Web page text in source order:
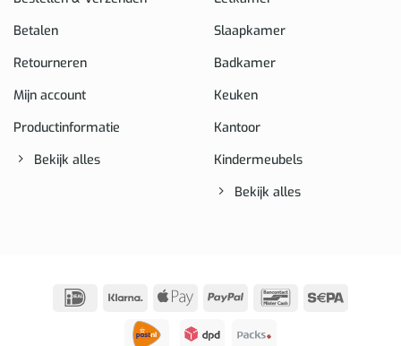
Betalen
Retourneren
Mijn account
Productinformatie
Bekijk alles
Slaapkamer
Badkamer
Keuken
Kantoor
Kindermeubels
Bekijk alles
IDeal Klarna
Apple
PayPal BancontactSepa